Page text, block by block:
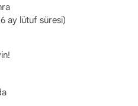
ay lütuf süresi)